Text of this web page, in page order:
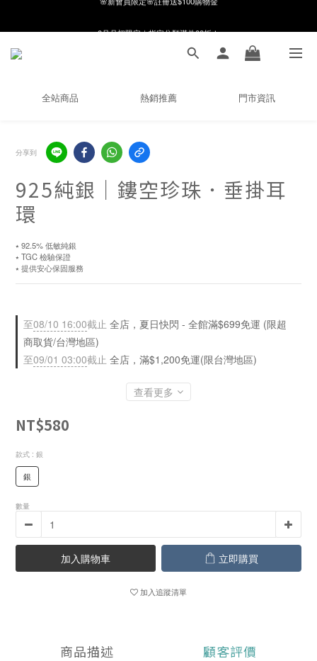
線在，好事發生｜祈願新品 第2件享9折
全站商品 熱銷推薦 門市資訊
分享到
925純銀｜鏤空珍珠．垂掛耳
環
⭑ 92.5% 低敏純銀
⭑ TGC 檢驗保證
⭑ 提供安心保固服務
至08/10 16:00截止 全店，夏日快閃 - 全館滿$699免運 (限超
商取貨/台灣地區)
至09/01 03:00截止 全店，滿$1,200免運(限台灣地區)
查看更多
NT$580
款式 : 銀
銀
數量
加入購物車 立即購買
加入追蹤清單
商品描述 顧客評價